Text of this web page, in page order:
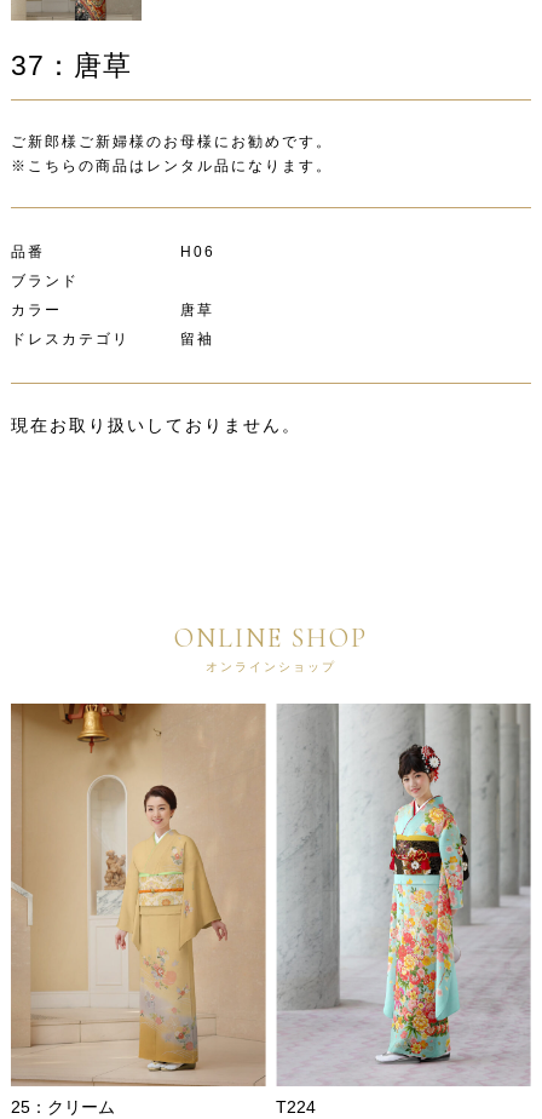
37：唐草
ご新郎様ご新婦様のお母様にお勧めです。
※こちらの商品はレンタル品になります。
品番 H06
ブランド
カラー 唐草
ドレスカテゴリ 留袖
現在お取り扱いしておりません。
ONLINE SHOP
オンラインショップ
25：クリーム T224